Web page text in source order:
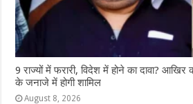
9 राज्‍यों में फरारी, व‍िदेश में होने का दावा? आख‍िर
के जनाजे में होगी शामिल
August 8, 2026